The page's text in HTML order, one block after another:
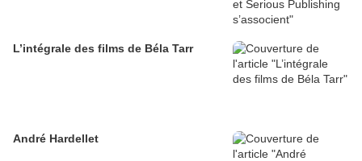
L’intégrale des films de Béla Tarr
André Hardellet